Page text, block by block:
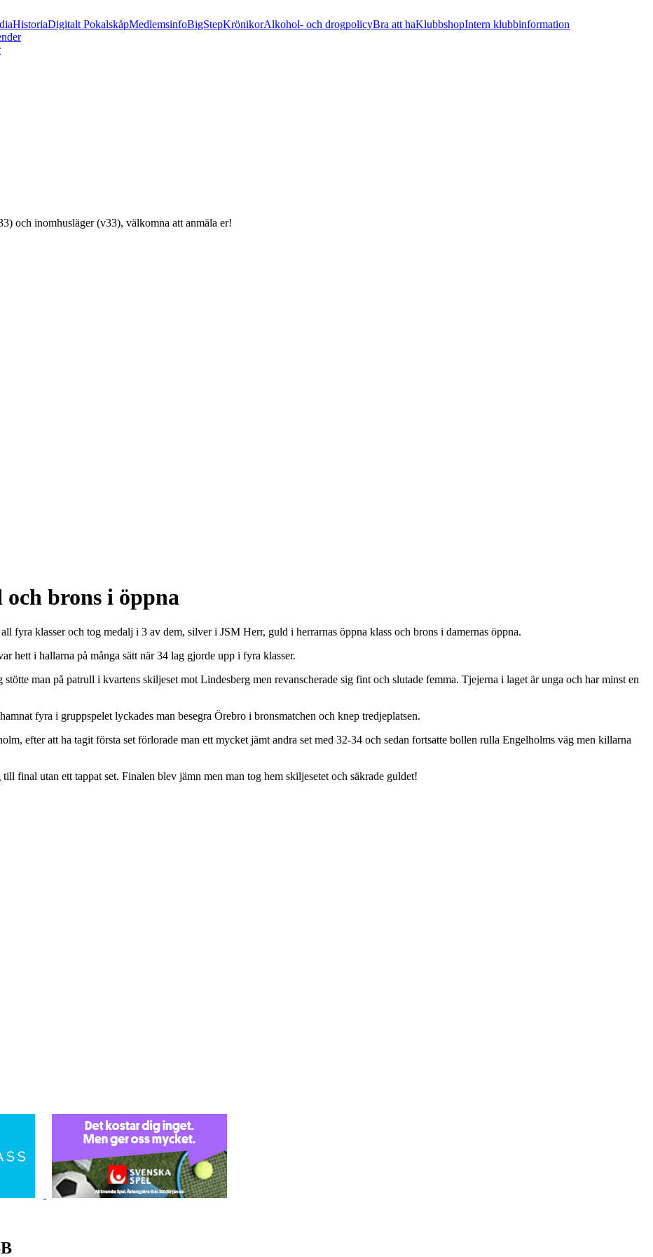
HistoriaDigitalt PokalskåpMedlemsinfoBigStepKrönikorAlkohol- och drogpolicyBra att haKlubbshopIntern klubbinformation
och inomhusläger (v33), välkomna att anmäla er!
brons i öppna
fyra klasser och tog medalj i 3 av dem, silver i JSM Herr, guld i herrarnas öppna klass och brons i damernas öppna.
hett i hallarna på många sätt när 34 lag gjorde upp i fyra klasser.
man på patrull i kvartens skiljeset mot Lindesberg men revanscherade sig fint och slutade femma. Tjejerna i laget är unga och har minst en
fyra i gruppspelet lyckades man besegra Örebro i bronsmatchen och knep tredjeplatsen.
efter att ha tagit första set förlorade man ett mycket jämt andra set med 32-34 och sedan fortsatte bollen rulla Engelholms väg men killarna
final utan ett tappat set. Finalen blev jämn men man tog hem skiljesetet och säkrade guldet!